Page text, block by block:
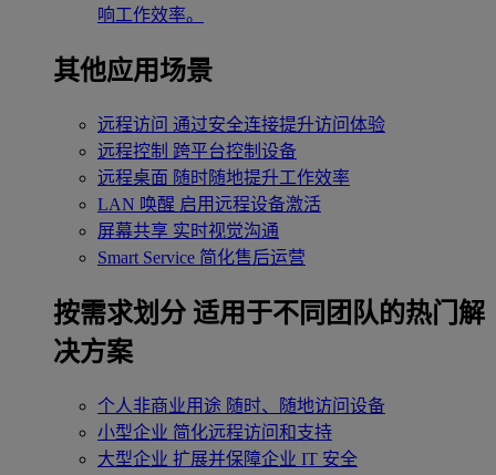
响工作效率。
其他应用场景
远程访问 通过安全连接提升访问体验
远程控制 跨平台控制设备
远程桌面 随时随地提升工作效率
LAN 唤醒 启用远程设备激活
屏幕共享 实时视觉沟通
Smart Service 简化售后运营
按需求划分 适用于不同团队的热门解
决方案
个人非商业用途 随时、随地访问设备
小型企业 简化远程访问和支持
大型企业 扩展并保障企业 IT 安全